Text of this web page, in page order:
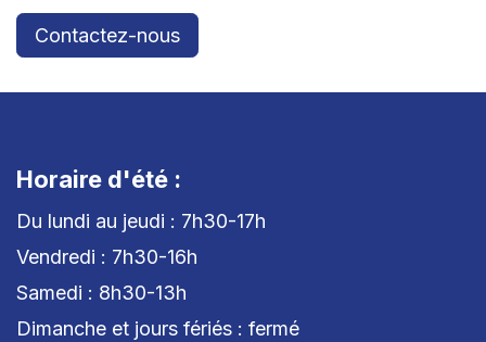
Contactez-nous
Horaire d'été :
Du lundi au jeudi : 7h30-17h
Vendredi : 7h30-16h
Samedi : 8h30-13h
Dimanche et jours fériés : fermé